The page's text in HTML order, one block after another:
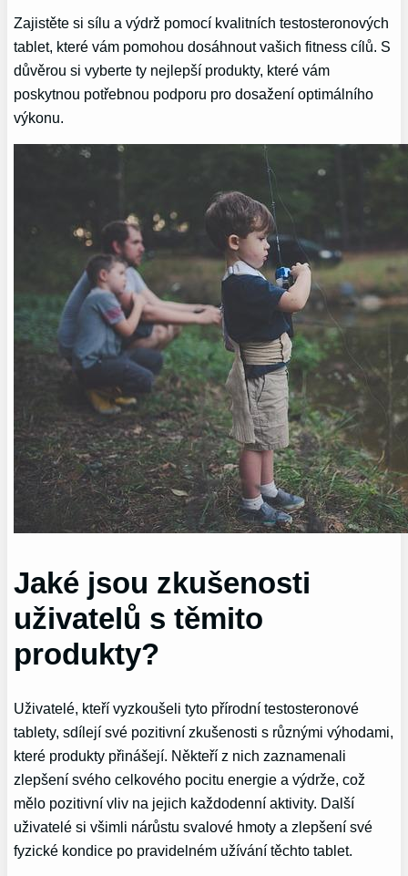
Zajistěte si sílu a výdrž pomocí kvalitních testosteronových
tablet, které vám pomohou dosáhnout vašich fitness cílů. S
důvěrou si vyberte ty nejlepší produkty, které vám
poskytnou potřebnou podporu pro dosažení optimálního
výkonu.
Jaké jsou zkušenosti
uživatelů s těmito
produkty?
Uživatelé, kteří vyzkoušeli tyto přírodní testosteronové
tablety, sdílejí své pozitivní zkušenosti s různými výhodami,
které produkty přinášejí. Někteří z nich zaznamenali
zlepšení svého celkového pocitu energie a výdrže, což
mělo pozitivní vliv na jejich každodenní aktivity. Další
uživatelé si všimli nárůstu svalové hmoty a zlepšení své
fyzické kondice po pravidelném užívání těchto tablet.